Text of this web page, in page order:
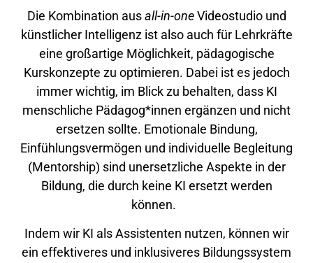
Die Kombination ausall-in-oneVideostudio und
künstlicher Intelligenz ist also auch für Lehrkräfte
eine großartige Möglichkeit, pädagogische
Kurskonzepte zu optimieren. Dabei ist es jedoch
immer wichtig, im Blick zu behalten, dass KI
menschliche Pädagog*innen ergänzen und nicht
ersetzen sollte. Emotionale Bindung,
Einfühlungsvermögen und individuelle Begleitung
(Mentorship) sind unersetzliche Aspekte in der
Bildung, die durch keine KI ersetzt werden
können.
Indem wir KI als Assistenten nutzen, können wir
ein effektiveres und inklusiveres Bildungssystem